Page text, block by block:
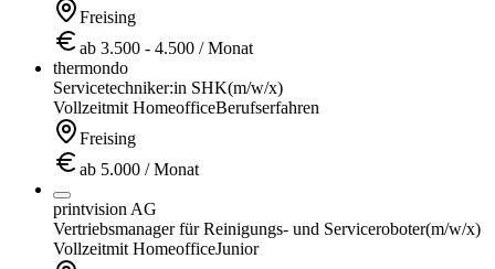
Freising
ab 3.500 - 4.500 / Monat
thermondo
Servicetechniker:in SHK(m/w/x)
Vollzeitmit HomeofficeBerufserfahren
Freising
ab 5.000 / Monat
printvision AG
Vertriebsmanager für Reinigungs- und Serviceroboter(m/w/x)
Vollzeitmit HomeofficeJunior